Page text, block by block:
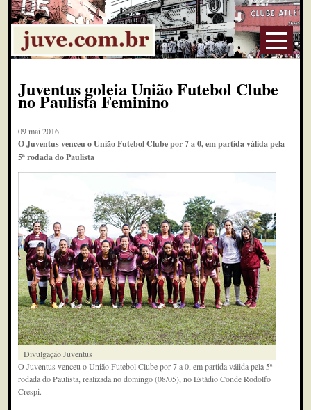
Juventus goleia União Futebol Clube
no Paulista Feminino
09 mai 2016
O Juventus venceu o União Futebol Clube por 7 a 0, em partida válida pela
5ª rodada do Paulista
Divulgação Juventus
O Juventus venceu o União Futebol Clube por 7 a 0, em partida válida pela 5ª
rodada do Paulista, realizada no domingo (08/05), no Estádio Conde Rodolfo
Crespi.